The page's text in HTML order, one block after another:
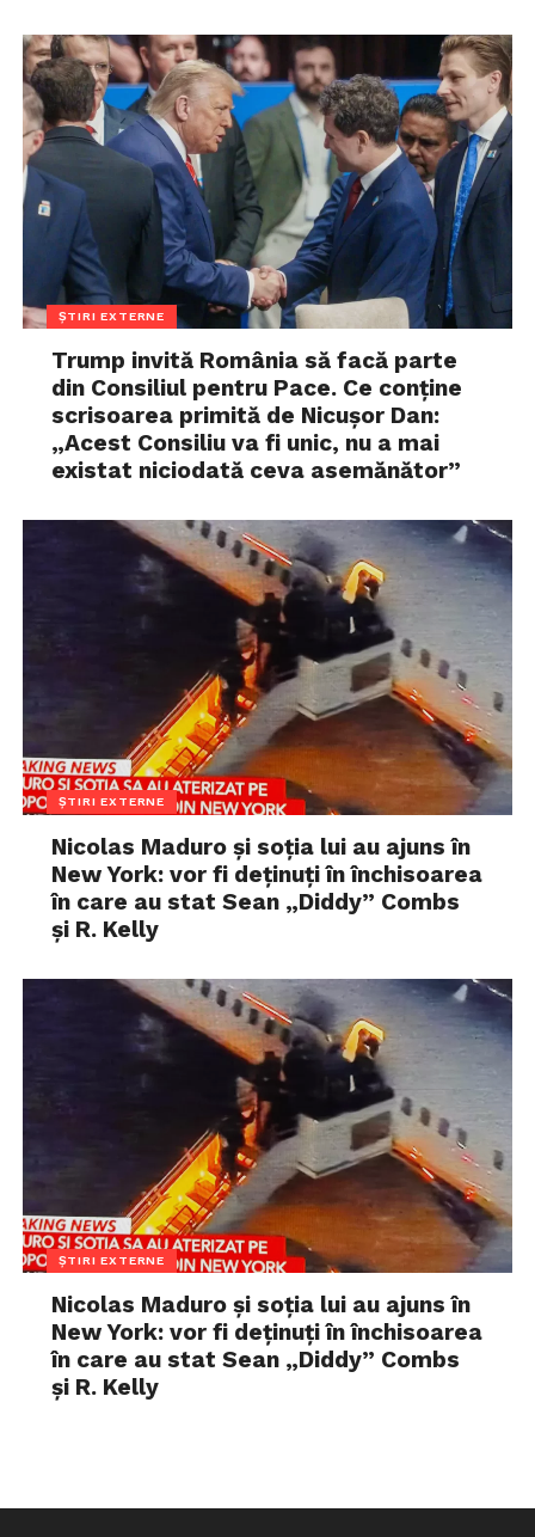
ȘTIRI EXTERNE
Trump invită România să facă parte
din Consiliul pentru Pace. Ce conține
scrisoarea primită de Nicușor Dan:
„Acest Consiliu va fi unic, nu a mai
existat niciodată ceva asemănător”
ȘTIRI EXTERNE
Nicolas Maduro și soția lui au ajuns în
New York: vor fi deținuți în închisoarea
în care au stat Sean „Diddy” Combs
și R. Kelly
ȘTIRI EXTERNE
Nicolas Maduro și soția lui au ajuns în
New York: vor fi deținuți în închisoarea
în care au stat Sean „Diddy” Combs
și R. Kelly